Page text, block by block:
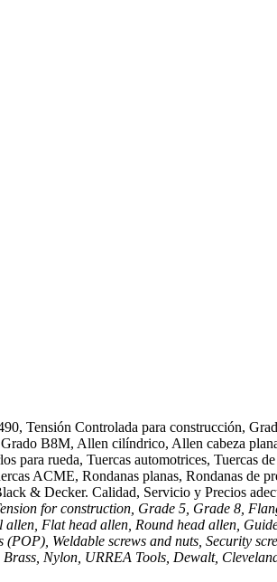
Tensión Controlada para construcción,
B8M, Allen cilíndrico, Allen cabeza
rueda, Tuercas automotrices, Tuercas
ACME, Rondanas planas, Rondanas de
& Decker. Calidad, Servicio y Precios
for construction, Grade 5, Grade 8,
Flat head allen, Round head allen,
Weldable screws and nuts, Security
Nylon, URREA Tools, Dewalt,